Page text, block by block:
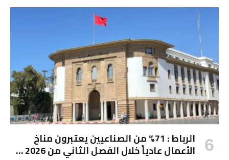
الرباط : 71% من الصناعيين يعتبرون مناخ
الأعمال عادياً خلال الفصل الثاني من 2026 …